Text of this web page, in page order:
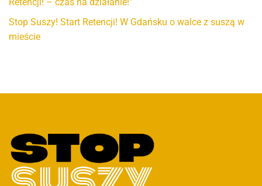
Stop Suszy! Start Retencji! W Gdańsku o walce z suszą w
mieście